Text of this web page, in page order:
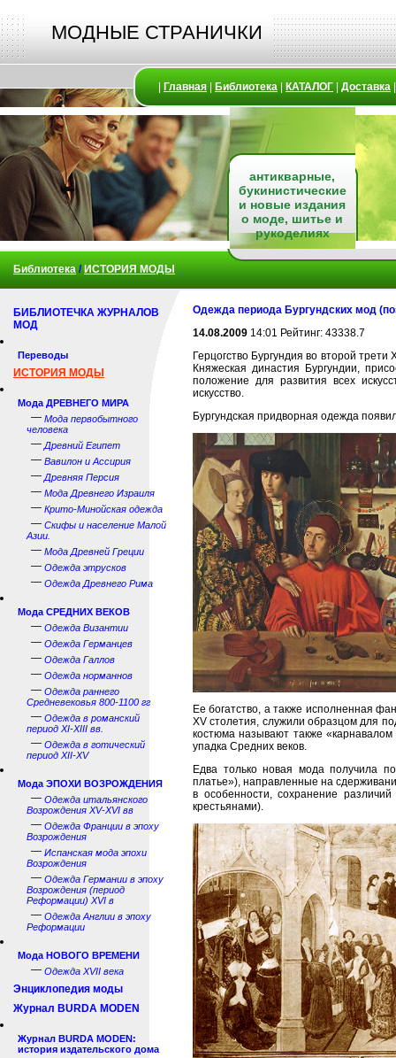
МОДНЫЕ СТРАНИЧКИ
Главная Библиотека КАТАЛОГ Доставка
антикварные,
букинистические
и новые издания
о моде, шитье и
рукоделиях
Библиотека / ИСТОРИЯ МОДЫ
БИБЛИОТЕЧКА ЖУРНАЛОВ
МОД
Переводы
ИСТОРИЯ МОДЫ
Мода ДРЕВНЕГО МИРА
— Мода первобытного
человека
— Древний Египет
— Вавилон и Ассирия
— Древняя Персия
— Мода Древнего Израиля
— Крито-Минойская одежда
— Скифы и население Малой
Азии.
— Мода Древней Греции
— Одежда этрусков
— Одежда Древнего Рима
Мода СРЕДНИХ ВЕКОВ
— Одежда Византии
— Одежда Германцев
— Одежда Галлов
— Одежда норманнов
— Одежда раннего
Средневековья 800-1100 гг
— Одежда в романский
период XI-XIII вв.
— Одежда в готический
период XII-XV
Мода ЭПОХИ ВОЗРОЖДЕНИЯ
— Одежда итальянского
Возрождения XV-XVI вв
— Одежда Франции в эпоху
Возрождения
— Испанская мода эпохи
Возрождения
— Одежда Германии в эпоху
Возрождения (период
Реформации) XVI в
— Одежда Англии в эпоху
Реформации
Мода НОВОГО ВРЕМЕНИ
— Одежда XVII века
Энциклопедия моды
Журнал BURDA MODEN
Журнал BURDA MODEN:
история издательского дома
Одежда периода Бургундских мод
14.08.2009 14:01 Рейтинг: 43338.7
Герцогство Бургундия во второй
Княжеская династия Бургундии,
положение для развития всех
искусство.
Бургундская придворная одежда
Ее богатство, а также исполненная
XV столетия, служили образцом для
костюма называют также
упадка Средних веков.
Едва только новая мода получила
платье»), направленные на
в особенности, сохранение
крестьянами).